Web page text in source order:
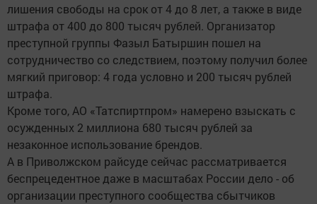
лишения свободы на срок от 4 до 8 лет, а также в виде
штрафа от 400 до 800 тысяч рублей. Организатор
преступной группы Фазыл Батыршин пошел на
сотрудничество со следствием, поэтому получил более
мягкий приговор: 4 года условно и 200 тысяч рублей
штрафа.
Кроме того, АО «Татспиртпром» намерено взыскать с
осужденных 2 миллиона 680 тысяч рублей за
незаконное использование брендов.
А в Приволжском райсуде сейчас рассматривается
беспрецедентное даже в масштабах России дело - об
организации преступного сообщества сбытчиков